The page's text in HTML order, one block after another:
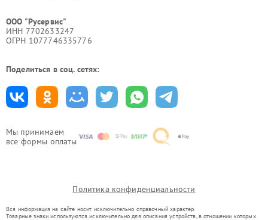
Мы принимаем
все формы оплаты
ООО "Русервис"
ИНН 7702633247
ОГРН 1077746335776
Поделиться в соц. сетях:
Политика конфиденциальности
Вся информация на сайте носит исключительно справочный характер.
Товарные знаки используются исключительно для описания устройств, в отношении которых